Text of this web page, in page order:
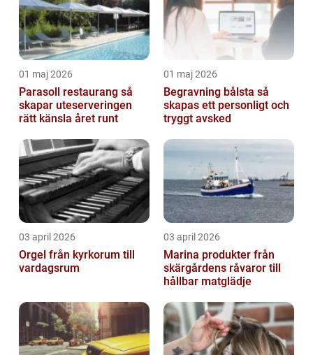
01 maj 2026
Parasoll restaurang så
skapar uteserveringen
rätt känsla året runt
01 maj 2026
Begravning bålsta så
skapas ett personligt och
tryggt avsked
03 april 2026
Orgel från kyrkorum till
vardagsrum
03 april 2026
Marina produkter från
skärgårdens råvaror till
hållbar matglädje